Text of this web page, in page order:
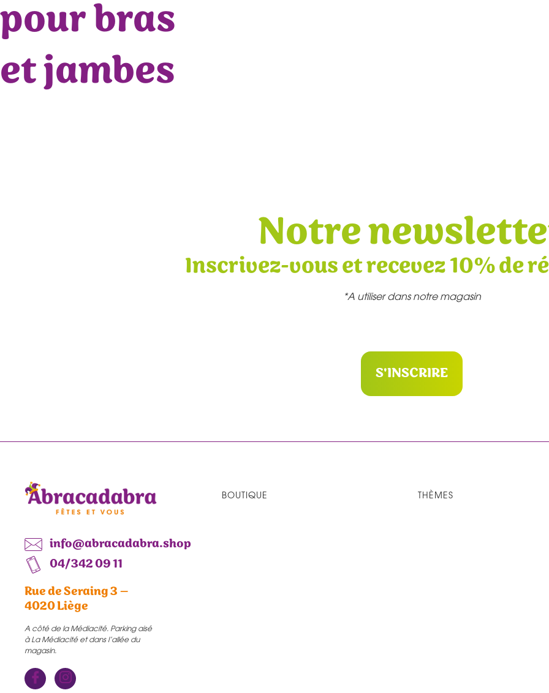
pour bras
et jambes
Notre
Inscrivez-vous et recevez 10% de
*A utiliser dans notre magasin
S'INSCRIRE
info@abracadabra.shop
04/342 09 11
Rue de Seraing 3 –
4020 Liège
A côté de la Médiacité. Parking aisé
à La Médiacité et dans l’allée du
magasin.
BOUTIQUE THÈMES